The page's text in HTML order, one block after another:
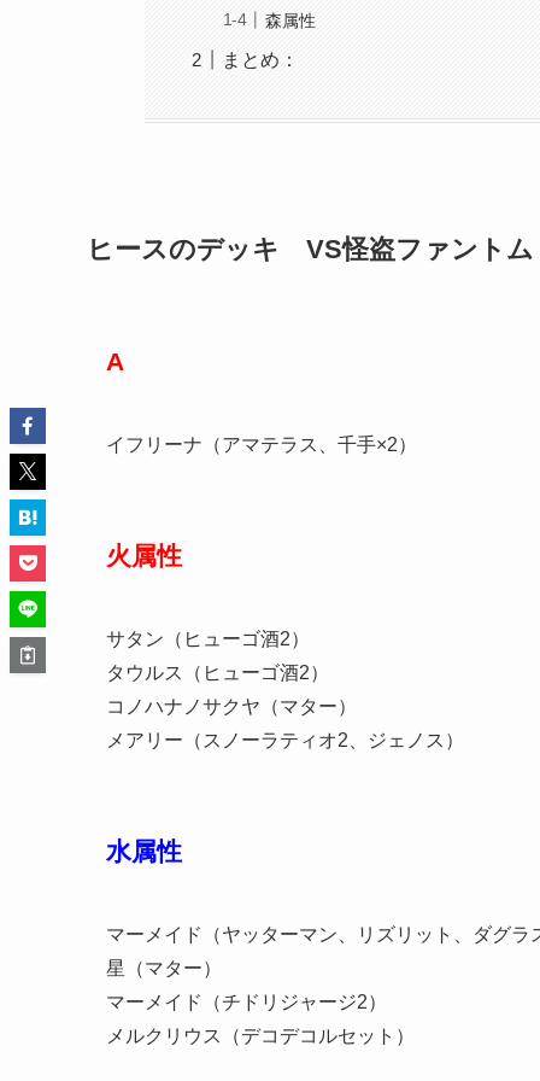
森属性
まとめ：
ヒースのデッキ VS怪盗ファントム
A
イフリーナ（アマテラス、千手×2）
火属性
サタン（ヒューゴ酒2）
タウルス（ヒューゴ酒2）
コノハナノサクヤ（マター）
メアリー（スノーラティオ2、ジェノス）
水属性
マーメイド（ヤッターマン、リズリット、ダグラ
星（マター）
マーメイド（チドリジャージ2）
メルクリウス（デコデコルセット）